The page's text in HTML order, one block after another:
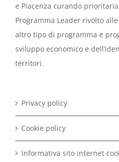
e Piacenza curando
Programma Leader rivolto
altro tipo di programma e
sviluppo economico e
territori.
Privacy policy
Cookie policy
Informativa sito internet